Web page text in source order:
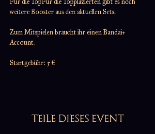
Für die TopFür die Topplazierten gibt es noch
weitere Booster aus den aktuellen Sets.
Zum Mitspielen braucht ihr einen Bandai+
Account.
Startgebühr: 5 €
TEILE DIESES EVENT